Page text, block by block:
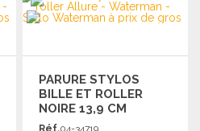
Demander un devis
PARURE STYLOS
BILLE ET ROLLER
NOIRE 13,9 CM
Réf.04-34719